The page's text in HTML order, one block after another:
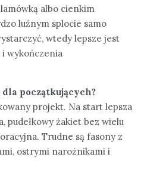
albo cienkim
luźnym splocie samo
wtedy lepsze jest
wykończenia
dla początkujących?
projekt. Na start lepsza
pudełkowy żakiet bez wielu
Trudne są fasony z
ostrymi narożnikami i